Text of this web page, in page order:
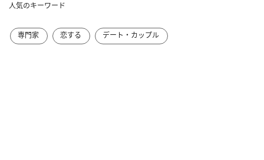
人気のキーワード
専門家 恋する デート・カップル